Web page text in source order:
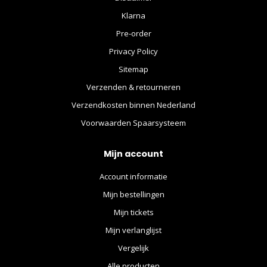
Klarna
Pre-order
Privacy Policy
Sitemap
Verzenden & retourneren
Verzendkosten binnen Nederland
Voorwaarden Spaarsysteem
Mijn account
Account informatie
Mijn bestellingen
Mijn tickets
Mijn verlanglijst
Vergelijk